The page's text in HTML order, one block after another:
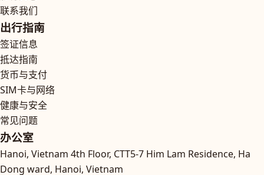
联系我们
出行指南
签证信息
抵达指南
货币与支付
SIM卡与网络
健康与安全
常见问题
办公室
Hanoi, Vietnam 4th Floor, CTT5-7 Him Lam Residence, Ha
Dong ward, Hanoi, Vietnam